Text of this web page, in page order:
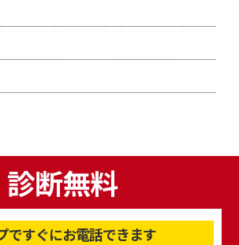
診断無料
ですぐにお電話できます